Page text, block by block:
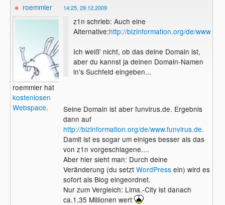
roemmler
roemmler hat
kostenlosen
Webspace.
14:25, 29.12.2009
z1n schrieb: Auch eine
Alternative:http://bizinformation.org/de/
Ich weiß' nicht, ob das deine Domain ist,
aber du kannst ja deinen Domain-Namen
in's Suchfeld eingeben...
Seine Domain ist aber funvirus.de. Ergebnis
dann auf
http://bizinformation.org/de/www.funvirus.de.
Damit ist es sogar um einiges besser als das
von z1n vorgeschlagene....
Aber hier sieht man: Durch deine
Veränderung (du setzt WordPressein) wird es
sofort als Blog eingeordnet.
Nur zum Vergleich: Lima.-City ist danach
ca.1,35 Millionen wert